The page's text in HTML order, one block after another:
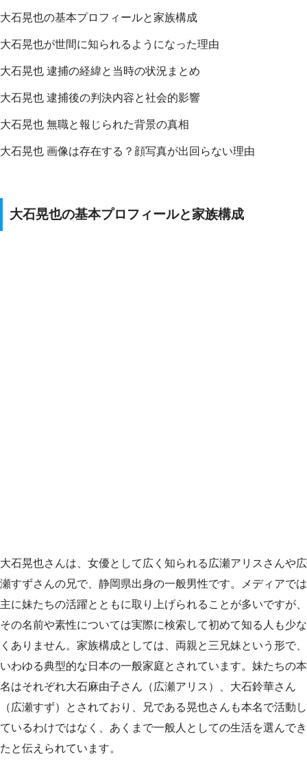
大石晃也の基本プロフィールと家族構成
大石晃也が世間に知られるようになった理由
大石晃也 逮捕の経緯と当時の状況まとめ
大石晃也 逮捕後の判決内容と社会的影響
大石晃也 無職と報じられた背景の真相
大石晃也 画像は存在する？顔写真が出回らない理由
大石晃也の基本プロフィールと家族構成
大石晃也さんは、女優として広く知られる広瀬アリスさんや広
瀬すずさんの兄で、静岡県出身の一般男性です。メディアでは
主に妹たちの活躍とともに取り上げられることが多いですが、
その名前や素性については実際に検索して初めて知る人も少な
くありません。家族構成としては、両親と三兄妹という形で、
いわゆる典型的な日本の一般家庭とされています。妹たちの本
名はそれぞれ大石麻由子さん（広瀬アリス）、大石鈴華さん
（広瀬すず）とされており、兄である晃也さんも本名で活動し
ているわけではなく、あくまで一般人としての生活を選んでき
たと伝えられています。